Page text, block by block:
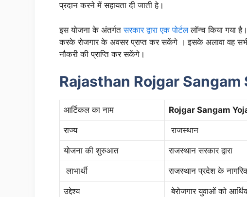
प्रदान करने में सहायता दी जाती हे।
इस योजना के अंतर्गतसरकार द्वारा एक पोर्टललॉन्च किया गया है।
करके रोजगार के अवसर प्राप्त कर सकेंगे । इसके अलावा वह
नौकरी की प्राप्ति कर सकेंगे।
Rajasthan Rojgar
आर्टिकल का नाम Rojgar Sangam
राज्य राजस्थान
योजना की शुरुआत राजस्थान सरकार द्वारा
लाभार्थी राजस्थान प्रदेश के
उद्देश्य बेरोजगार युवाओं को